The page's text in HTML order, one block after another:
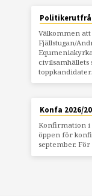
Välkommen att
Fjällstugan/
civilsamhällets
Konfa 2026/
Konfirmation i
öppen för
september.